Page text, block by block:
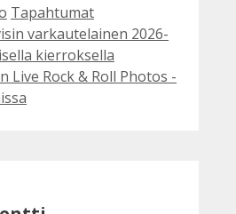
Avainsanat
Tapahtumat
varkautelainen 2026-
kierroksella
Live Rock & Roll Photos -